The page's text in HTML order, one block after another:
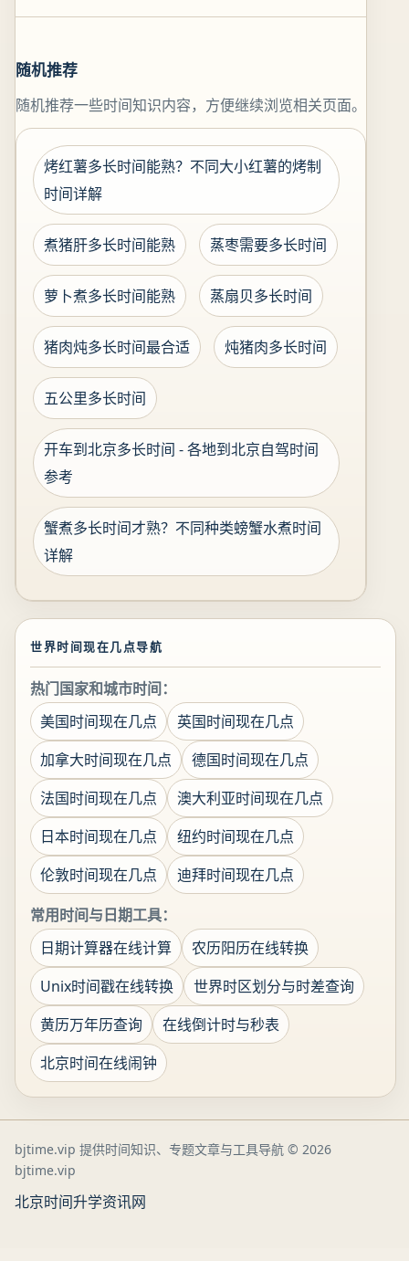
随机推荐
随机推荐一些时间知识内容，方便继续浏览相关页面。
烤红薯多长时间能熟？不同大小红薯的烤制
时间详解
煮猪肝多长时间能熟 蒸枣需要多长时间
萝卜煮多长时间能熟 蒸扇贝多长时间
猪肉炖多长时间最合适 炖猪肉多长时间
五公里多长时间
开车到北京多长时间 - 各地到北京自驾时间
参考
蟹煮多长时间才熟？不同种类螃蟹水煮时间
详解
世界时间现在几点导航
热门国家和城市时间：
美国时间现在几点
英国时间现在几点
加拿大时间现在几点
德国时间现在几点
法国时间现在几点
澳大利亚时间现在几点
日本时间现在几点
纽约时间现在几点
伦敦时间现在几点
迪拜时间现在几点
常用时间与日期工具：
日期计算器在线计算
农历阳历在线转换
Unix时间戳在线转换
世界时区划分与时差查询
黄历万年历查询
在线倒计时与秒表
北京时间在线闹钟
bjtime.vip 提供时间知识、专题文章与工具导航 © 2026
bjtime.vip
北京时间升学资讯网